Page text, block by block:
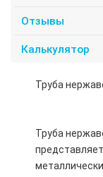
Отзывы
Калькулятор
Труба
Труба